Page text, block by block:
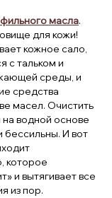
масла.
для кожи!
кожное сало,
с тальком и
среды, и
средства
масел. Очистить
водной основе
бессильны. И вот
которое
и вытягивает все
из пор.